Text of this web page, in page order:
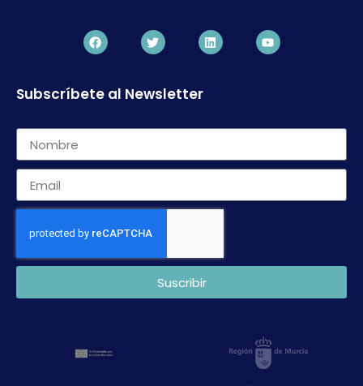
Subscríbete al Newsletter
Suscribir